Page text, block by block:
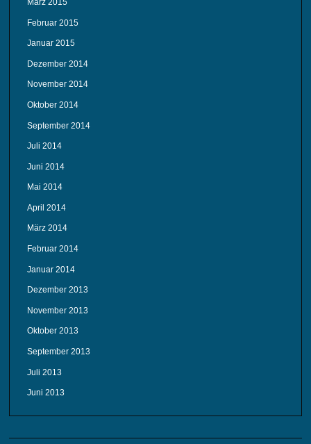
März 2015
Februar 2015
Januar 2015
Dezember 2014
November 2014
Oktober 2014
September 2014
Juli 2014
Juni 2014
Mai 2014
April 2014
März 2014
Februar 2014
Januar 2014
Dezember 2013
November 2013
Oktober 2013
September 2013
Juli 2013
Juni 2013